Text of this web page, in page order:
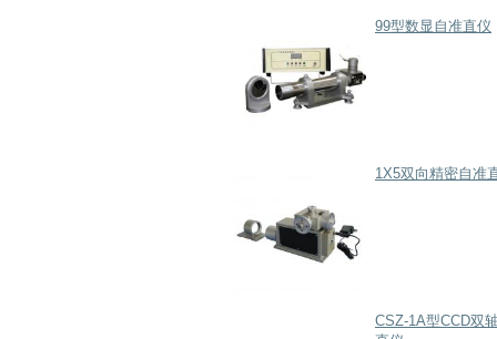
99型数显自准直仪
1X5双向精密自准
CSZ-1A型CCD双